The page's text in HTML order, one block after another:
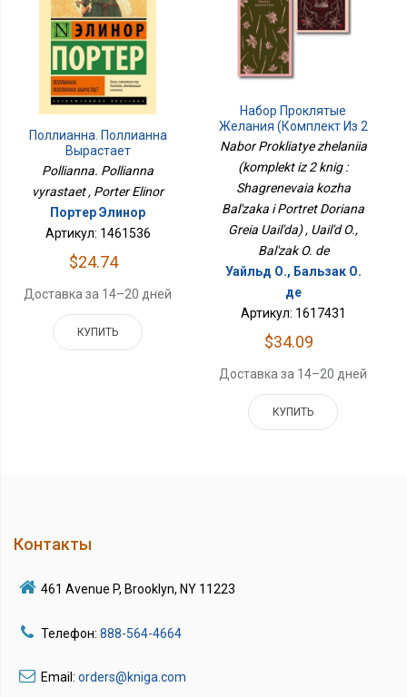
Поллианна. Поллианна
Вырастает
Pollianna. Pollianna
vyrastaet , Porter Elinor
Портер Элинор
Артикул: 1461536
$24.74
Доставка за 14–20 дней
КУПИТЬ
Набор Проклятые
Желания (комплект Из 2
Книг : Шагреневая Кожа
Бальзака И Портрет
Дориана Грея Уайльда)
Nabor Prokliatye zhelaniia
(komplekt iz 2 knig :
Shagrenevaia kozha
Bal'zaka i Portret Doriana
Greia Uail'da) , Uail'd O.,
Bal'zak O. de
Уайльд О., Бальзак О.
де
Артикул: 1617431
$34.09
Доставка за 14–20 дней
КУПИТЬ
Контакты
461 Avenue P, Brooklyn, NY 11223
Телефон: 888-564-4664
Email: orders@kniga.com